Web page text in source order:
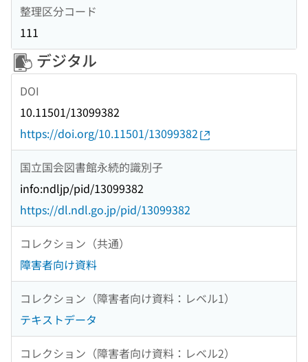
整理区分コード
111
デジタル
DOI
10.11501/13099382
https://doi.org/10.11501/13099382
国立国会図書館永続的識別子
info:ndljp/pid/13099382
https://dl.ndl.go.jp/pid/13099382
コレクション（共通）
障害者向け資料
コレクション（障害者向け資料：レベル1）
テキストデータ
コレクション（障害者向け資料：レベル2）